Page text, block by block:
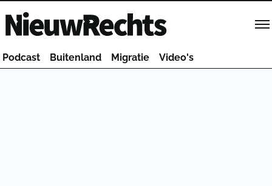
Homepage van NieuwRechts
Podcast Buitenland Migratie Video's